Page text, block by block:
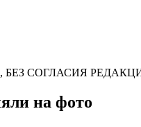
СОГЛАСИЯ
на фото